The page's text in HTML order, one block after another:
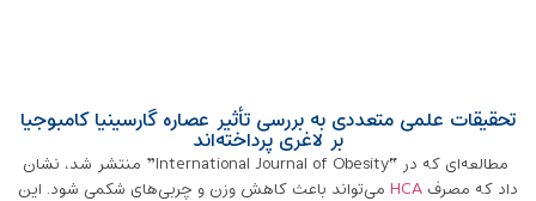
تحقیقات علمی متعددی به بررسی تأثیر عصاره گارسینیا کامبوجیا
بر لاغری پرداخته‌اند
مطالعه‌ای که در “International Journal of Obesity” منتشر شد، نشان
داد که مصرف HCA می‌تواند باعث کاهش وزن و چربی‌های شکمی شود. این